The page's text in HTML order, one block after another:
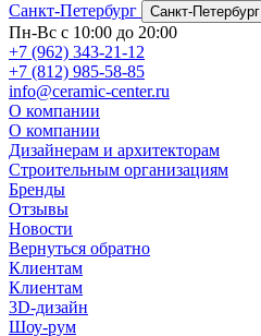
Санкт-Петербург
Санкт-Петербург
Пн-Вс с 10:00 до 20:00
+7 (962) 343-21-12
+7 (812) 985-58-85
info@ceramic-center.ru
О компании
О компании
Дизайнерам и архитекторам
Строительным организациям
Бренды
Отзывы
Новости
Вернуться обратно
Клиентам
Клиентам
3D-дизайн
Шоу-рум